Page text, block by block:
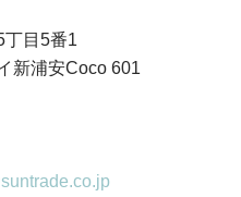
丁目5番1
新浦安Coco 601